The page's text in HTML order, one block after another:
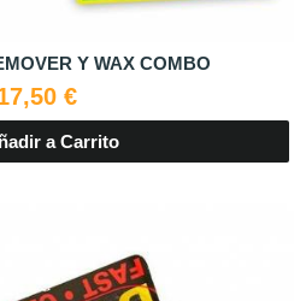
Y WAX COMBO
€
a Carrito